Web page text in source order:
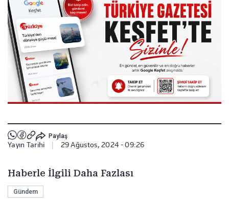
Paylaş
Yayın Tarihi 29 Ağustos, 2024 - 09:26
Haberle İlgili Daha Fazlası
Gündem